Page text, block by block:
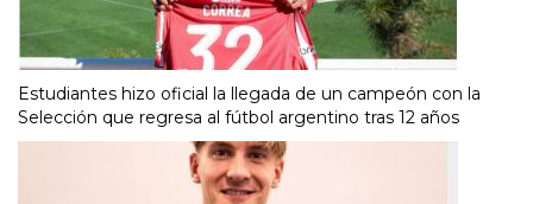
Estudiantes hizo oficial la llegada de un campeón con la
Selección que regresa al fútbol argentino tras 12 años